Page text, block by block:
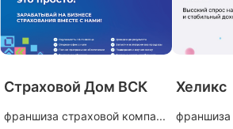
Страховой Дом ВСК
франшиза страховой компа...
Хеликс
франшиза